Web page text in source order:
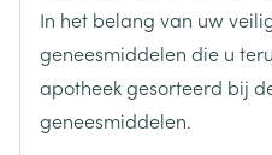
Behoud
In het belang van uw
geneesmiddelen die u
apotheek gesorteerd bij
geneesmiddelen.